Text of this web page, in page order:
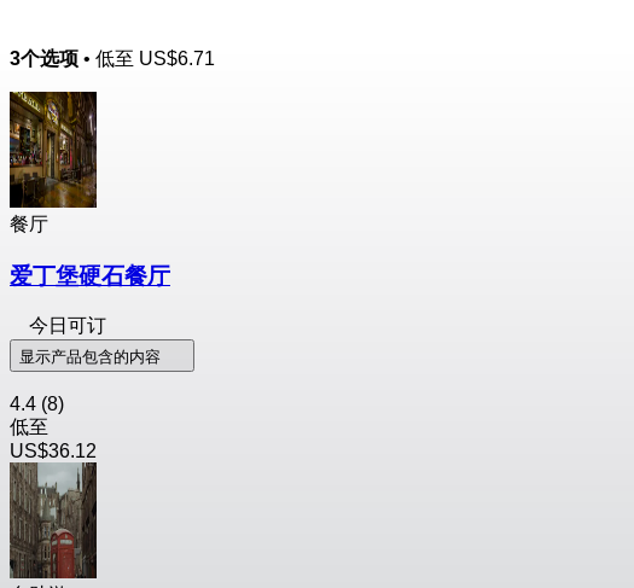
3个选项 • 低至 US$6.71
餐厅
爱丁堡硬石餐厅
今日可订
显示产品包含的内容
4.4 (8)
低至
US$36.12